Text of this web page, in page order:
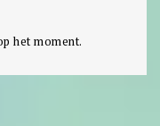
het moment.